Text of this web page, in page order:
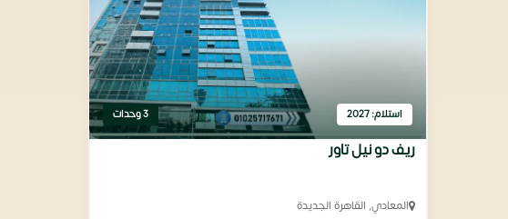
استلام: 2027 3 وحدات
ريف دو نيل تاور
المعادي, القاهرة الجديدة